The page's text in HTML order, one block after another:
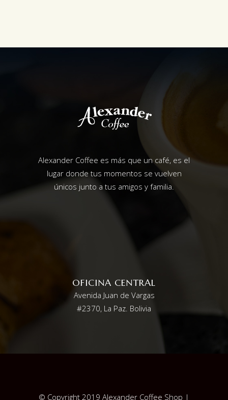
Alexander Coffee es más que un café, es el
lugar donde tus momentos se vuelven
únicos junto a tus amigos y familia.
OFICINA CENTRAL
Avenida Juan de Vargas
#2370, La Paz. Bolivia
© Copyright 2019 Alexander Coffee Shop |